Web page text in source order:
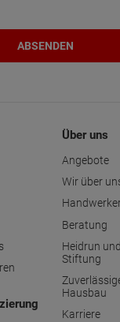
Über uns
Angebote
Wir über
Beratung
Heidrun
Stiftung
Hausbau
Karriere